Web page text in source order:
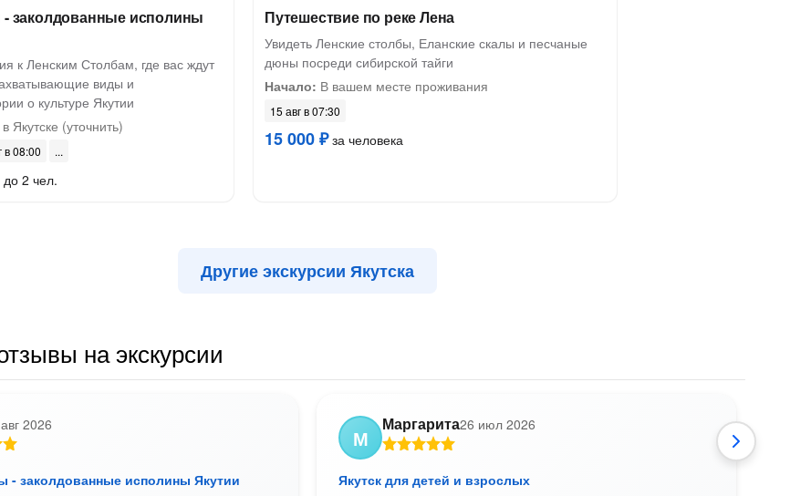
заколдованные исполины
к Ленским Столбам, где вас ждут
виды и
о культуре Якутии
Якутске (уточнить)
в 08:00
2 чел.
Путешествие по реке Лена
Увидеть Ленские столбы, Еланские скалы и песчаные
дюны посреди сибирской тайги
Начало: В вашем месте проживания
15 авг в 07:30
15 000 ₽за человека
Другие экскурсии Якутска
на экскурсии
2026
- заколдованные исполины Якутии
М
Маргарита26 июл 2026
Якутск для детей и взрослых